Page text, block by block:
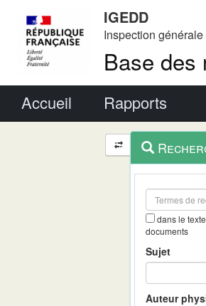
IGEDD
Inspection
Base des
Accueil Rapports
Navigation
et
outils
contextuel
dans le
documents
Sujet
Auteur